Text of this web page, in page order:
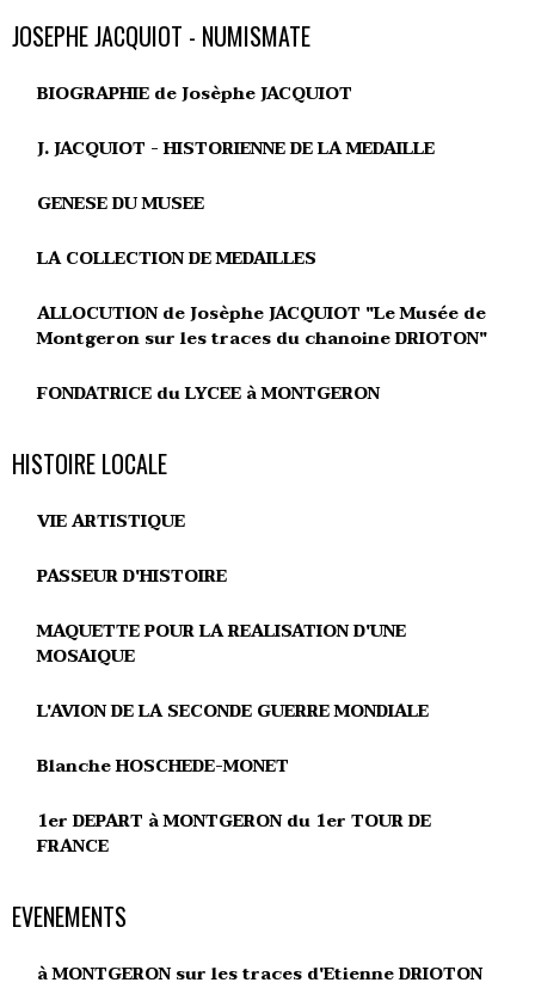
JOSEPHE JACQUIOT - NUMISMATE
BIOGRAPHIE de Josèphe JACQUIOT
J. JACQUIOT - HISTORIENNE DE LA MEDAILLE
GENESE DU MUSEE
LA COLLECTION DE MEDAILLES
ALLOCUTION de Josèphe JACQUIOT "Le Musée de
Montgeron sur les traces du chanoine DRIOTON"
FONDATRICE du LYCEE à MONTGERON
HISTOIRE LOCALE
VIE ARTISTIQUE
PASSEUR D'HISTOIRE
MAQUETTE POUR LA REALISATION D'UNE
MOSAIQUE
L'AVION DE LA SECONDE GUERRE MONDIALE
Blanche HOSCHEDE-MONET
1er DEPART à MONTGERON du 1er TOUR DE
FRANCE
EVENEMENTS
à MONTGERON sur les traces d'Etienne DRIOTON